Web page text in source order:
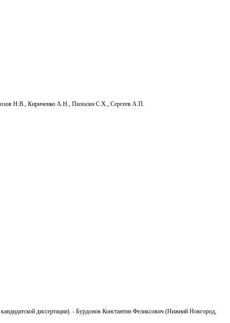
Кириченко А.Н., Пилосян С.Х., Сергеев А.П.
диссертации). - Бурдонов Константин Феликсович (Нижний Новгород,